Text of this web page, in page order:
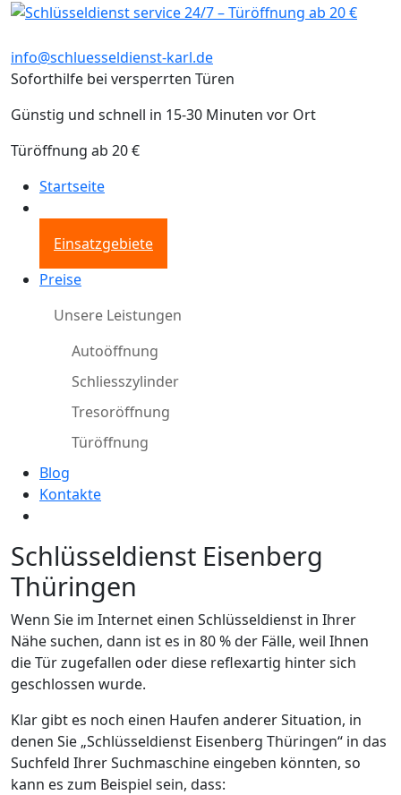
info@schluesseldienst-karl.de
Soforthilfe bei versperrten Türen
Günstig und schnell in 15-30 Minuten vor Ort
Türöffnung ab 20 €
Startseite
Einsatzgebiete
Preise
Unsere Leistungen
Autoöffnung
Schliesszylinder
Tresoröffnung
Türöffnung
Blog
Kontakte
Schlüsseldienst Eisenberg
Thüringen
Wenn Sie im Internet einen Schlüsseldienst in Ihrer
Nähe suchen, dann ist es in 80 % der Fälle, weil Ihnen
die Tür zugefallen oder diese reflexartig hinter sich
geschlossen wurde.
Klar gibt es noch einen Haufen anderer Situation, in
denen Sie „Schlüsseldienst Eisenberg Thüringen“ in das
Suchfeld Ihrer Suchmaschine eingeben könnten, so
kann es zum Beispiel sein, dass: